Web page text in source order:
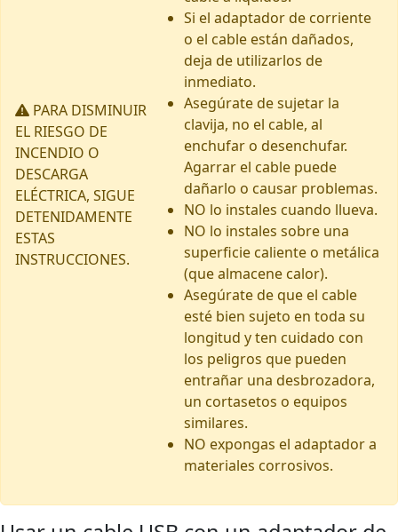
PARA DISMINUIR
EL RIESGO DE
INCENDIO O
DESCARGA
ELÉCTRICA, SIGUE
DETENIDAMENTE
ESTAS
INSTRUCCIONES.
Si el adaptador de corriente
o el cable están dañados,
deja de utilizarlos de
inmediato.
Asegúrate de sujetar la
clavija, no el cable, al
enchufar o desenchufar.
Agarrar el cable puede
dañarlo o causar problemas.
NO lo instales cuando llueva.
NO lo instales sobre una
superficie caliente o metálica
(que almacene calor).
Asegúrate de que el cable
esté bien sujeto en toda su
longitud y ten cuidado con
los peligros que pueden
entrañar una desbrozadora,
un cortasetos o equipos
similares.
NO expongas el adaptador a
materiales corrosivos.